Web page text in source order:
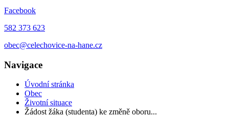
Facebook
582 373 623
obec@celechovice-na-hane.cz
Navigace
Úvodní stránka
Obec
Životní situace
Žádost žáka (studenta) ke změně oboru...